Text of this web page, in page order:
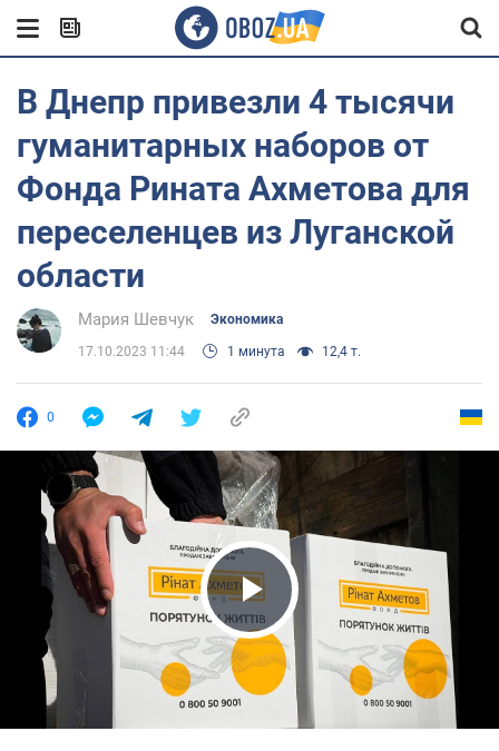
В Днепр привезли 4 тысячи
гуманитарных наборов от
Фонда Рината Ахметова для
переселенцев из Луганской
области
Мария Шевчук Экономика
17.10.2023 11:44 1 минута 12,4 т.
0
Play Video